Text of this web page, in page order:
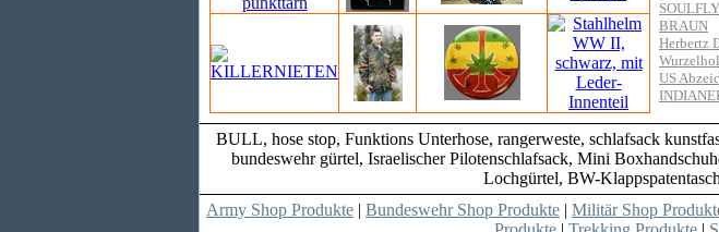
SOULFLY
BRAUN
Herbertz
US
BULL, hose stop, Funktions Unterhose, rangerweste, schlafsack
bundeswehr gürtel, Israelischer Pilotenschlafsack, Mini
Lochgürtel, BW-
Army Shop Produkte | Bundeswehr Shop Produkte | Militär Shop